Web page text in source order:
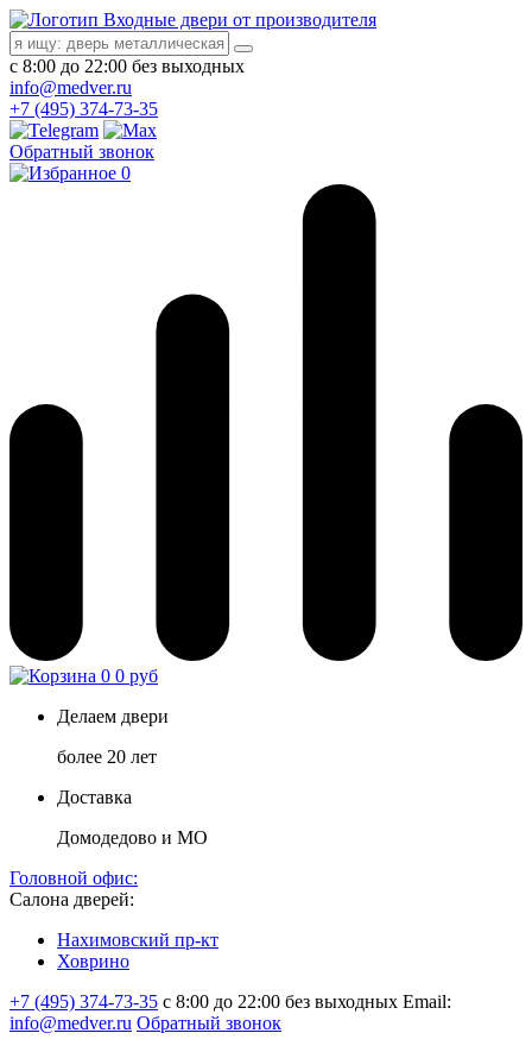
Входные двери от производителя
с 8:00 до 22:00 без выходных
info@medver.ru
+7 (495) 374-73-35
Обратный звонок
0
0 0 руб
Делаем двери
более 20 лет
Доставка
Домодедово и МО
Головной офис:
Салона дверей:
Нахимовский пр-кт
Ховрино
+7 (495) 374-73-35 с 8:00 до 22:00 без выходных Email:
info@medver.ru Обратный звонок